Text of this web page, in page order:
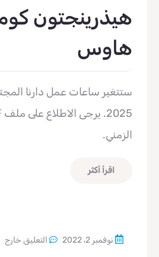
هيذرينجتون
هاوس
ستتغير ساعات عمل دارنا
الزمني.
اقرأ أكثر
نوفمبر 2، 2022 التعليق خارج